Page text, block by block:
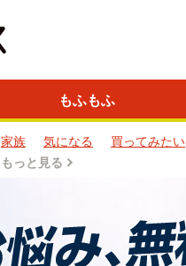
もふもふ
家族 気になる 買ってみたい
もっと見る